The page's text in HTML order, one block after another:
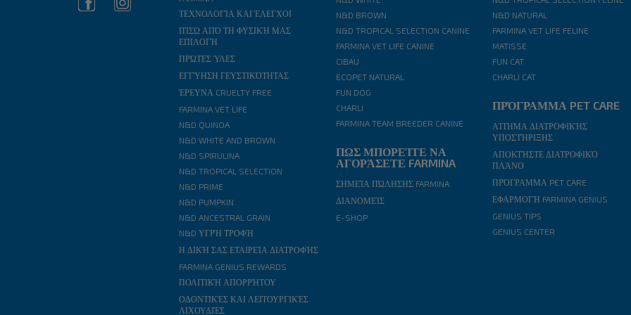
ΤΕΧΝΟΛΟΓΊΑ ΚΑΙ ΈΛΕΓΧΟΙ
ΠΊΣΩ ΑΠΌ ΤΗ ΦΥΣΙΚΉ ΜΑΣ
ΕΠΙΛΟΓΉ
ΠΡΏΤΕΣ ΎΛΕΣ
ΕΓΓΎΗΣΗ ΓΕΥΣΤΙΚΌΤΗΤΑΣ
ΈΡΕΥΝΑ CRUELTY FREE
FARMINA VET LIFE
N&D QUINOA
N&D WHITE AND BROWN
N&D SPIRULINA
N&D TROPICAL SELECTION
N&D PRIME
N&D PUMPKIN
N&D ANCESTRAL GRAIN
N&D ΥΓΡΉ ΤΡΟΦΉ
Η ΔΙΚΉ ΣΑΣ ΕΤΑΙΡΕΊΑ ΔΙΑΤΡΟΦΉΣ
FARMINA GENIUS REWARDS
ΠΟΛΙΤΙΚΉ ΑΠΟΡΡΉΤΟΥ
ΟΔΟΝΤΙΚΈΣ ΚΑΙ ΛΕΙΤΟΥΡΓΙΚΈΣ
ΛΙΧΟΥΔΙΈΣ
N&D BROWN
N&D TROPICAL SELECTION CANINE
FARMINA VET LIFE CANINE
CIBAU
ECOPET NATURAL
FUN DOG
CHARLI
FARMINA TEAM BREEDER CANINE
ΠΩΣ ΜΠΟΡΕΊΤΕ ΝΑ
ΑΓΟΡΆΣΕΤΕ FARMINA
ΣΗΜΕΊΑ ΠΏΛΗΣΗΣ FARMINA
ΔΙΑΝΟΜΕΊΣ
E-SHOP
N&D NATURAL
FARMINA VET LIFE FELINE
MATISSE
FUN CAT
CHARLI CAT
ΠΡΌΓΡΑΜΜΑ PET CARE
ΑΊΤΗΜΑ ΔΙΑΤΡΟΦΙΚΉΣ
ΥΠΟΣΤΉΡΙΞΗΣ
ΑΠΟΚΤΉΣΤΕ ΔΙΑΤΡΟΦΙΚΌ
ΠΛΆΝΟ
ΠΡΌΓΡΑΜΜΑ PET CARE
ΕΦΑΡΜΟΓΉ FARMINA GENIUS
GENIUS TIPS
GENIUS CENTER